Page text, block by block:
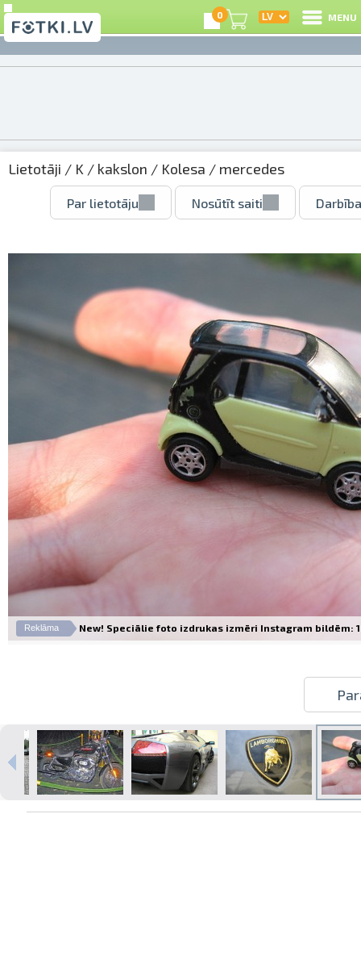
Izdrukas 1h laikā Rīgā – pasūtiet
tiešsaistē
Dažādi formāti un papīra veidi
0 MENU
Lietotāji / K / kakslon / Kolesa / mercedes
Par lietotāju Nosūtīt saiti
Reklāma New! Speciālie foto izdrukas izmēri Instagram bildēm: